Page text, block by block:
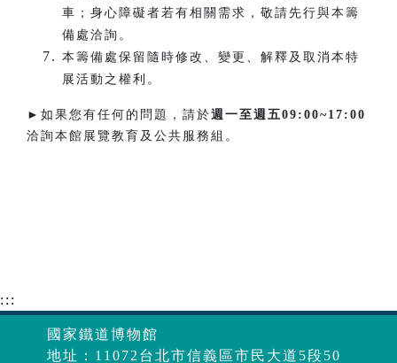
車；身心障礙者若有相關需求，敬請先行與本籌
備處洽詢。
本籌備處保留隨時修改、變更、解釋及取消本特
展活動之權利。
►如果您有任何的問題，請於週一至週五09:00~17:00
洽詢本館展覽教育及公共服務組。
:::
國家鐵道博物館
地址：11072台北市信義區市民大道5段50